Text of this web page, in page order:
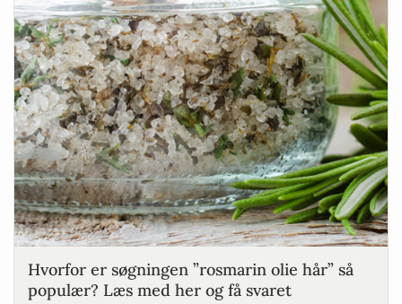
Hvorfor er søgningen ”rosmarin olie hår” så
populær? Læs med her og få svaret